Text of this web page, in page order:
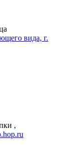
вида, г.
,